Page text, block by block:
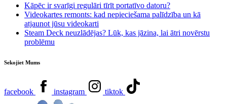
Kāpēc ir svarīgi regulāri tīrīt portatīvo datoru?
Videokartes remonts: kad nepieciešama palīdzība un kā
atjaunot jūsu videokarti
Steam Deck neuzlādējas? Lūk, kas jāzina, lai ātri novērstu
problēmu
Sekojiet Mums
facebook instagram tiktok